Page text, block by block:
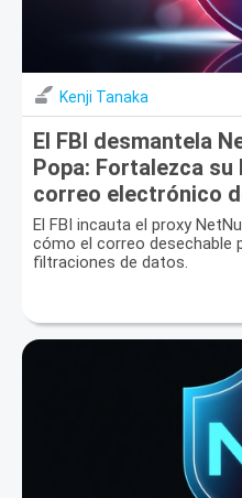
Kenji Tanaka
El FBI desmantela
Popa: Fortalezca
correo electrónico
El FBI incauta el proxy
cómo el correo desechable
filtraciones de datos.